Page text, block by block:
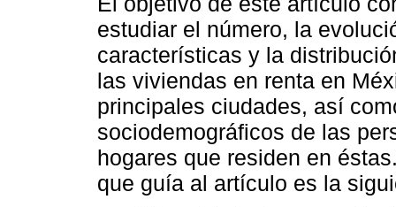
estudiar el número, la
características y la
las viviendas en renta en
principales ciudades, así
sociodemográficos de las
hogares que residen en
que guía al artículo es la